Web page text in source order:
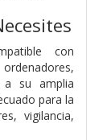
con
a su amplia
para la
vigilancia,